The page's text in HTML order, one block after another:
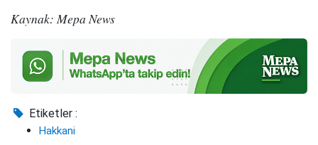
Kaynak: Mepa News
Etiketler :
Hakkani